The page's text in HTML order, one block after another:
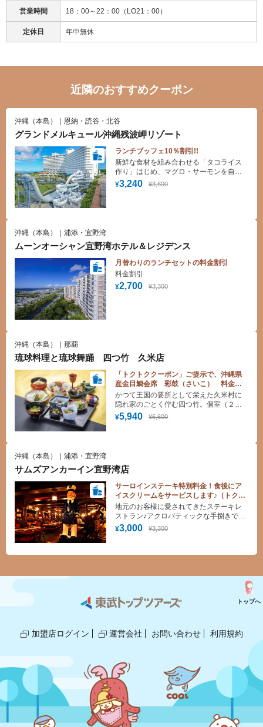
営業時間 18：00～22：00（LO21：00）
定休日 年中無休
近隣のおすすめクーポン
沖縄（本島）｜恩納・読谷・北谷
グランドメルキュール沖縄残波岬リゾート
ランチブッフェ10％割引!!
¥3,240 ¥3,600
新鮮な食材を組み合わせる「タコライス
作り」はじめ、マグロ・サーモンを自由
に巻く「手巻き寿司」などに加え、 ビー
ルや泡盛などのフリーフローも料金に含
沖縄（本島）｜浦添・宜野湾
ムーンオーシャン宜野湾ホテル＆レジデンス
月替わりのランチセットの料金割引
¥2,700 ¥3,300
料金割引
沖縄（本島）｜那覇
琉球料理と琉球舞踊 四つ竹 久米店
「トクトククーポン」ご提示で、沖縄県
産金目鯛会席 彩鼓（さいこ） 料金
10%割引！
¥5,940 ¥6,600
かつて王国の要所として栄えた久米村に
隠れ家のごとく佇む四つ竹。個室（２
階）とシアター（１階）からなる店内
で 高貴な味をまっすぐに継承した 宮
沖縄（本島）｜浦添・宜野湾
サムズアンカーイン宜野湾店
サーロインステーキ特別料金！食後にア
イスクリームをサービスします♪（トクト
ククーポン、オリジナルメニュー）
¥3,000 ¥3,300
地元のお客様に愛されてきたステーキレ
ストラン♪アクロバティックな手捌きで調
理するシェフのパフォーマンスもこれま
たお見事！
加盟店ログイン 運営会社 お問い合わせ 利用規約
トップへ